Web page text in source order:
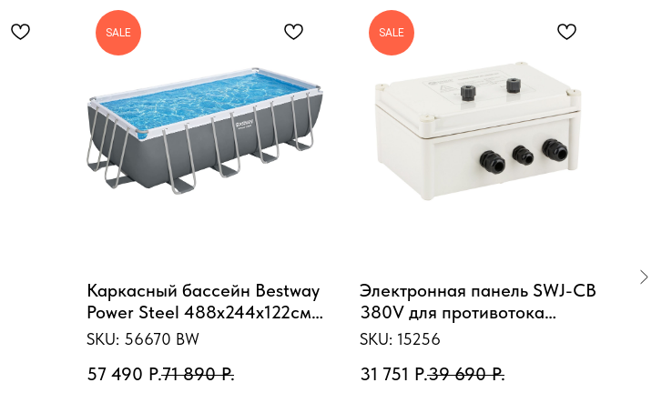
SALE
Каркасный бассейн Bestway
Power Steel 488х244х122см,
11532л, фил.-насос 3028л/ч,
SKU: 56670 BW
57 490 Р.71 890 Р.
SALE
Электронная панель SWJ-CB
380V для противотока
Aquaviva (08080021/ SWJ-
SKU: 15256
31 751 Р.39 690 Р.